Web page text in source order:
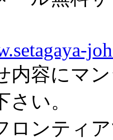
内容にマ
い。
ロンティ